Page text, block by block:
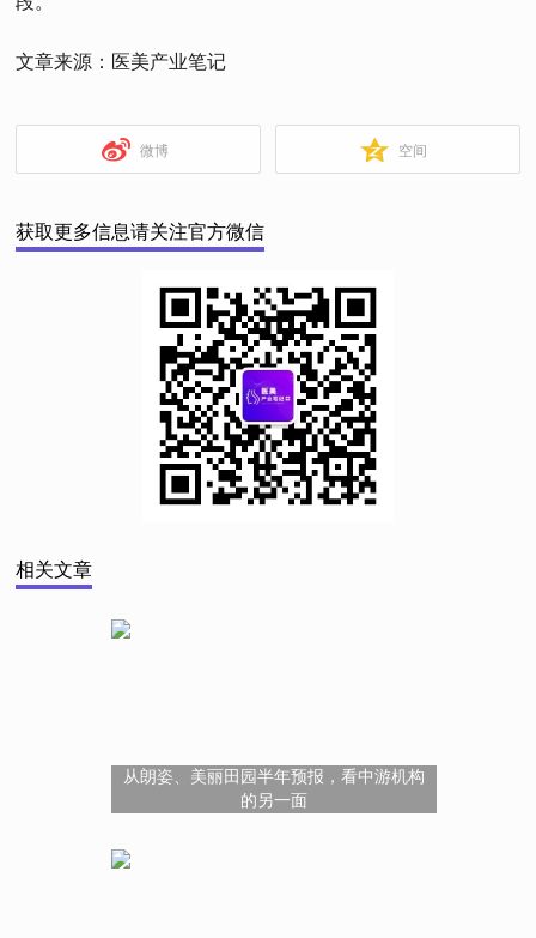
文章来源：医美产业笔记
微博 空间
获取更多信息请关注官方微信
相关文章
从朗姿、美丽田园半年预报，看中游机构
的另一面